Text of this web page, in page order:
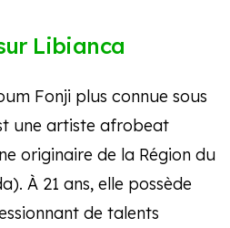
Libianca
Fonji plus connue sous
une artiste afrobeat
originaire de la Région du
À 21 ans, elle possède
de talents